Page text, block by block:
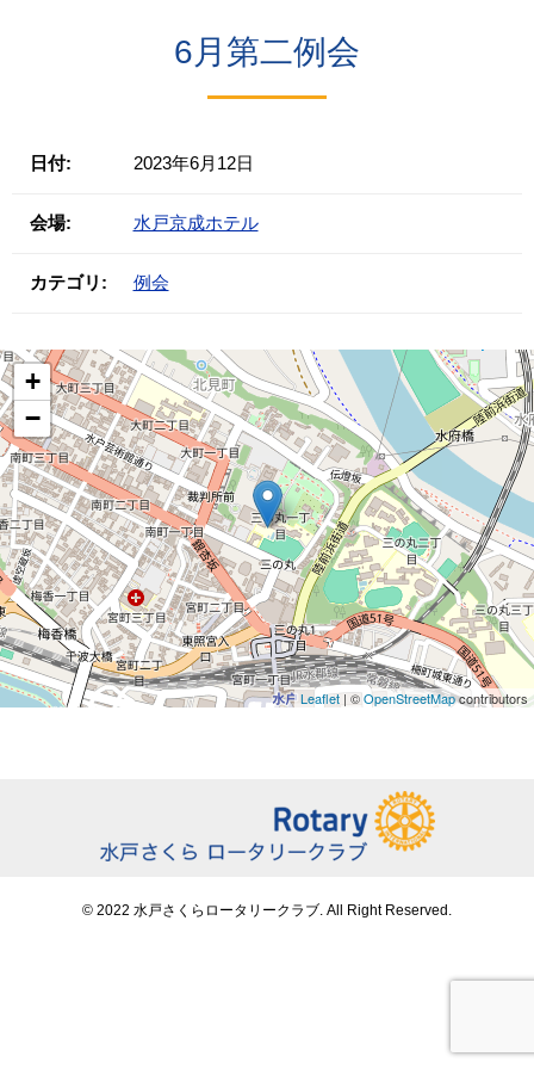
6月第二例会
日付: 2023年6月12日
会場: 水戸京成ホテル
カテゴリ: 例会
+
−
Leaflet | ©OpenStreetMapcontributors
© 2022 水戸さくらロータリークラブ. All Right Reserved.